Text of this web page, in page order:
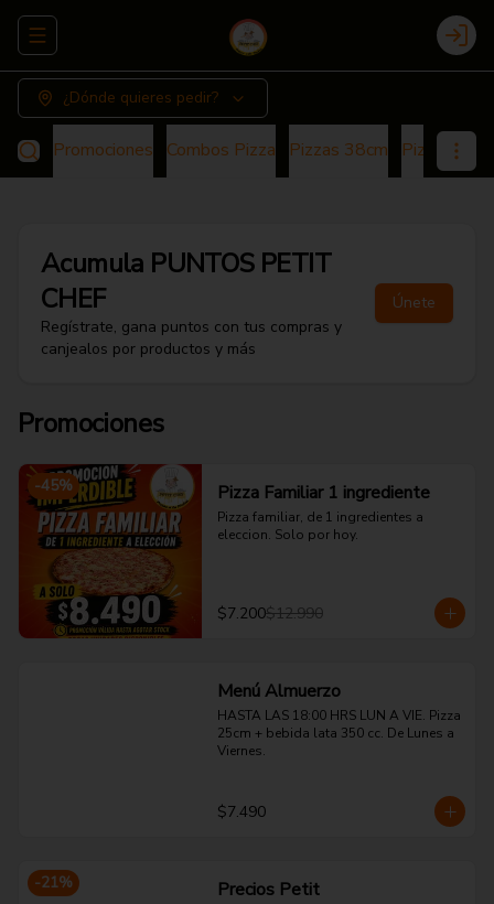
Abrir menu de navegación Login
¿Dónde quieres pedir?
Promociones Combos Pizza Pizzas 38cm Pizza 25cm
Acumula PUNTOS PETIT
CHEF
Regístrate, gana puntos con tus compras y
canjealos por productos y más
Únete
Promociones
-45% Pizza Familiar 1 ingrediente
Pizza familiar, de 1 ingredientes a
eleccion. Solo por hoy.
$7.200$12.990
Menú Almuerzo
HASTA LAS 18:00 HRS LUN A VIE. Pizza
25cm + bebida lata 350 cc. De Lunes a
Viernes.
$7.490
-21% Precios Petit